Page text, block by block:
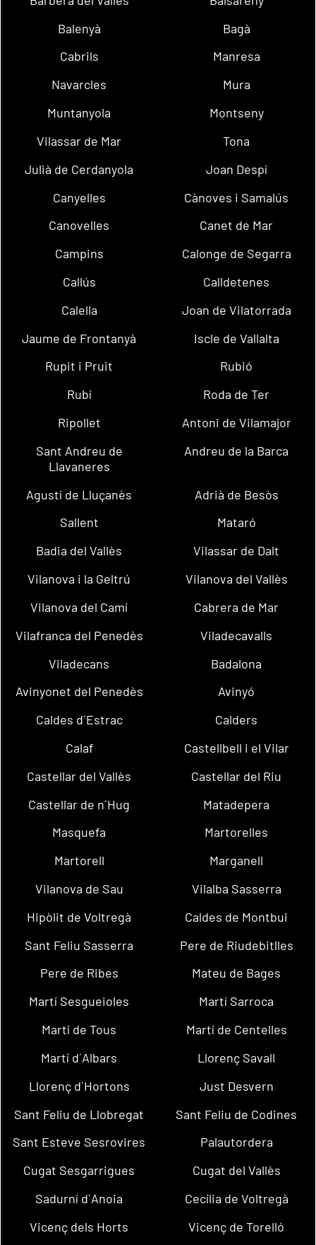
Balenyà
Bagà
Cabrils
Manresa
Navarcles
Mura
Muntanyola
Montseny
Vilassar de Mar
Tona
Julià de Cerdanyola
Joan Despí
Canyelles
Cànoves i Samalús
Canovelles
Canet de Mar
Campins
Calonge de Segarra
Callús
Calldetenes
Calella
Joan de Vilatorrada
Jaume de Frontanyà
Iscle de Vallalta
Rupit i Pruit
Rubió
Rubí
Roda de Ter
Ripollet
Antoni de Vilamajor
Sant Andreu de
Llavaneres
Andreu de la Barca
Agustí de Lluçanès
Adrià de Besòs
Sallent
Mataró
Badia del Vallès
Vilassar de Dalt
Vilanova i la Geltrú
Vilanova del Vallès
Vilanova del Camí
Cabrera de Mar
Vilafranca del Penedès
Viladecavalls
Viladecans
Badalona
Avinyonet del Penedès
Avinyó
Caldes d´Estrac
Calders
Calaf
Castellbell i el Vilar
Castellar del Vallès
Castellar del Riu
Castellar de n´Hug
Matadepera
Masquefa
Martorelles
Martorell
Marganell
Vilanova de Sau
Vilalba Sasserra
Hipòlit de Voltregà
Caldes de Montbui
Sant Feliu Sasserra
Pere de Riudebitlles
Pere de Ribes
Mateu de Bages
Martí Sesgueioles
Martí Sarroca
Martí de Tous
Martí de Centelles
Martí d´Albars
Llorenç Savall
Llorenç d´Hortons
Just Desvern
Sant Feliu de Llobregat
Sant Feliu de Codines
Sant Esteve Sesrovires
Palautordera
Cugat Sesgarrigues
Cugat del Vallès
Sadurní d´Anoia
Cecília de Voltregà
Vicenç dels Horts
Vicenç de Torelló